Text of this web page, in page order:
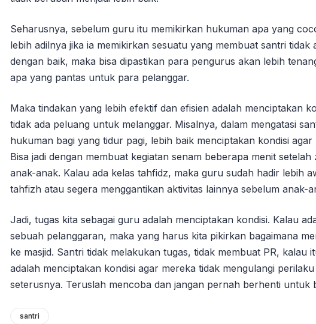
Seharusnya, sebelum guru itu memikirkan hukuman apa yang
lebih adilnya jika ia memikirkan sesuatu yang membuat santri
dengan baik, maka bisa dipastikan para pengurus akan lebih
apa yang pantas untuk para pelanggar.
Maka tindakan yang lebih efektif dan efisien adalah menciptakan
tidak ada peluang untuk melanggar. Misalnya, dalam mengatasi
hukuman bagi yang tidur pagi, lebih baik menciptakan kondisi
Bisa jadi dengan membuat kegiatan senam beberapa menit
anak-anak. Kalau ada kelas tahfidz, maka guru sudah hadir lebih
tahfizh atau segera menggantikan aktivitas lainnya sebelum anak-
Jadi, tugas kita sebagai guru adalah menciptakan kondisi. Kalau
sebuah pelanggaran, maka yang harus kita pikirkan bagaimana
ke masjid. Santri tidak melakukan tugas, tidak membuat PR, kalau
adalah menciptakan kondisi agar mereka tidak mengulangi
seterusnya. Teruslah mencoba dan jangan pernah berhenti untuk
santri